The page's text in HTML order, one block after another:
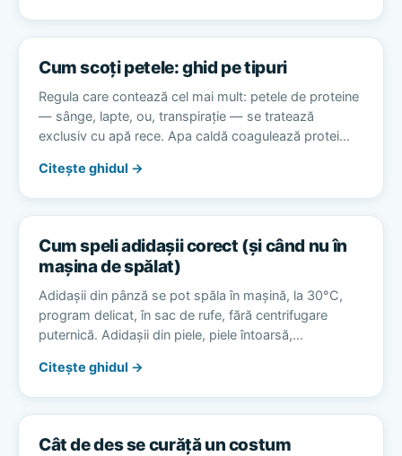
Cum scoți petele: ghid pe tipuri
Regula care contează cel mai mult: petele de proteine
— sânge, lapte, ou, transpirație — se tratează
exclusiv cu apă rece. Apa caldă coagulează protei…
Citește ghidul →
Cum speli adidașii corect (și când nu în
mașina de spălat)
Adidașii din pânză se pot spăla în mașină, la 30°C,
program delicat, în sac de rufe, fără centrifugare
puternică. Adidașii din piele, piele întoarsă,…
Citește ghidul →
Cât de des se curăță un costum